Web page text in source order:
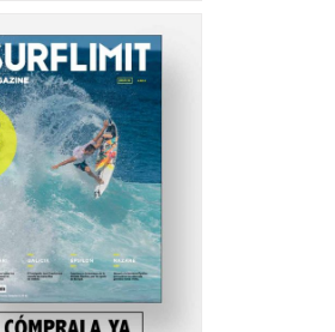
Valorado
en5.00de 5
AÑADIR AL
CARRITO /
DETALLES